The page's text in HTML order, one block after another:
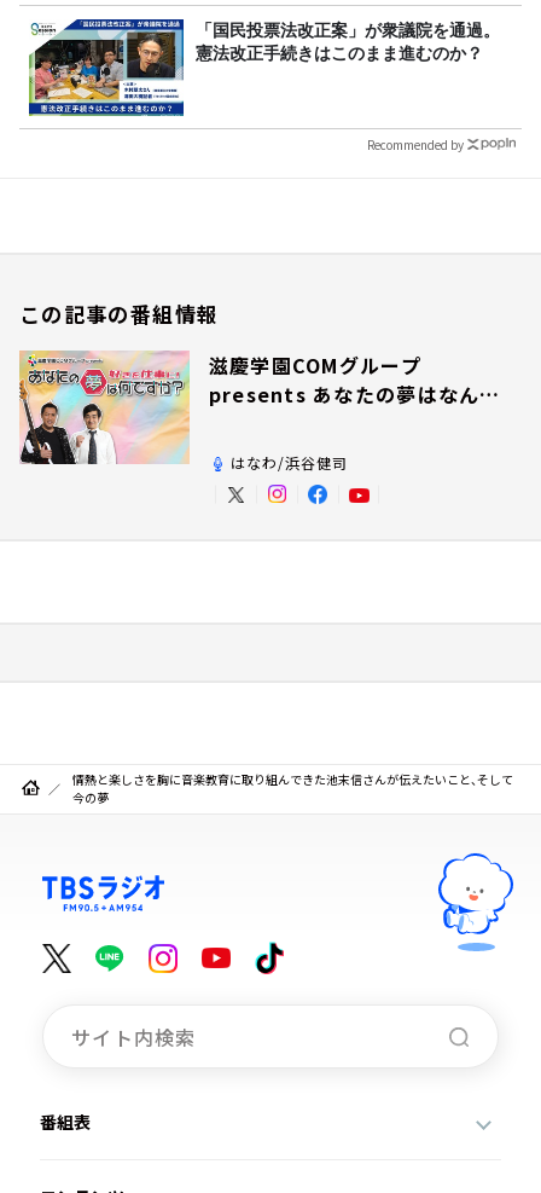
「国民投票法改正案」が衆議院を通過。
憲法改正手続きはこのまま進むのか？
Recommended by
この記事の番組情報
滋慶学園COMグループ
presents あなたの夢はなんで
はなわ/浜谷健司
情熱と楽しさを胸に音楽教育に取り組んできた池末信さんが伝えたいこと、そして
今の夢
番組表